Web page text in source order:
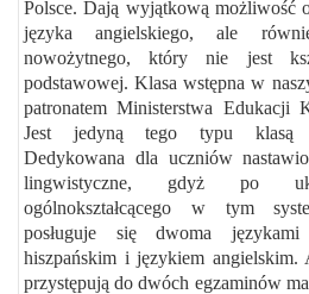
Polsce. Dają wyjątkową możliwość
języka angielskiego, ale
nowożytnego, który nie jest
podstawowej. Klasa wstępna w
patronatem Ministerstwa Edukacji
Jest jedyną tego typu klasą
Dedykowana dla uczniów
lingwistyczne, gdyż po
ogólnokształcącego w tym
posługuje się dwoma
hiszpańskim i językiem angielskim.
przystępują do dwóch egzaminów